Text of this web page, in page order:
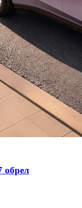
обрел